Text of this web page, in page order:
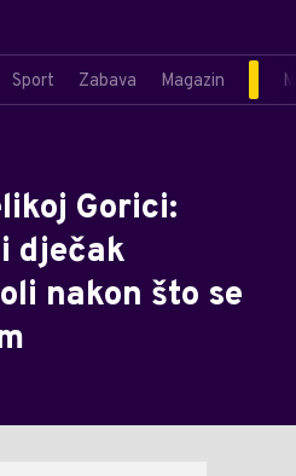
Sport Zabava Magazin
Gorici:
dječak
nakon što se